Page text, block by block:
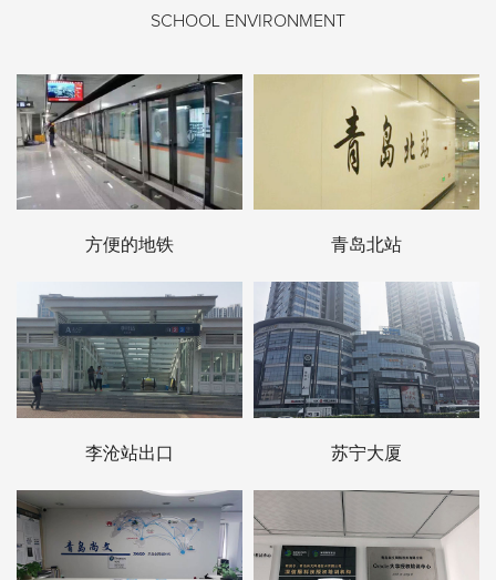
SCHOOL ENVIRONMENT
方便的地铁 青岛北站
李沧站出口 苏宁大厦